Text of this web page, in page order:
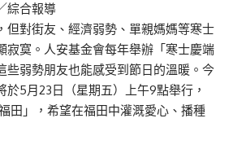
綜合報導
但對街友、經濟弱勢、單親媽媽等寒士
寂寞。人安基金會每年舉辦「寒士慶端
些弱勢朋友也能感受到節日的溫暖。今
於5月23日（星期五）上午9點舉行，
田」，希望在福田中灌溉愛心、播種